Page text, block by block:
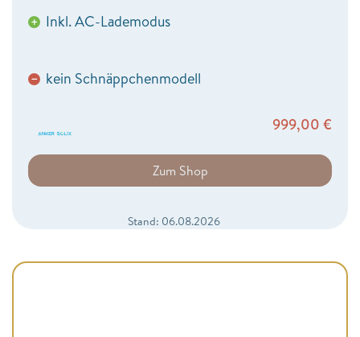
+ Inkl. AC-Lademodus
− kein Schnäppchenmodell
999,00 €
Zum Shop
Stand: 06.08.2026